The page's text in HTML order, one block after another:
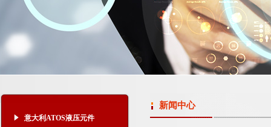
意大利ATOS液压元件
新闻中心